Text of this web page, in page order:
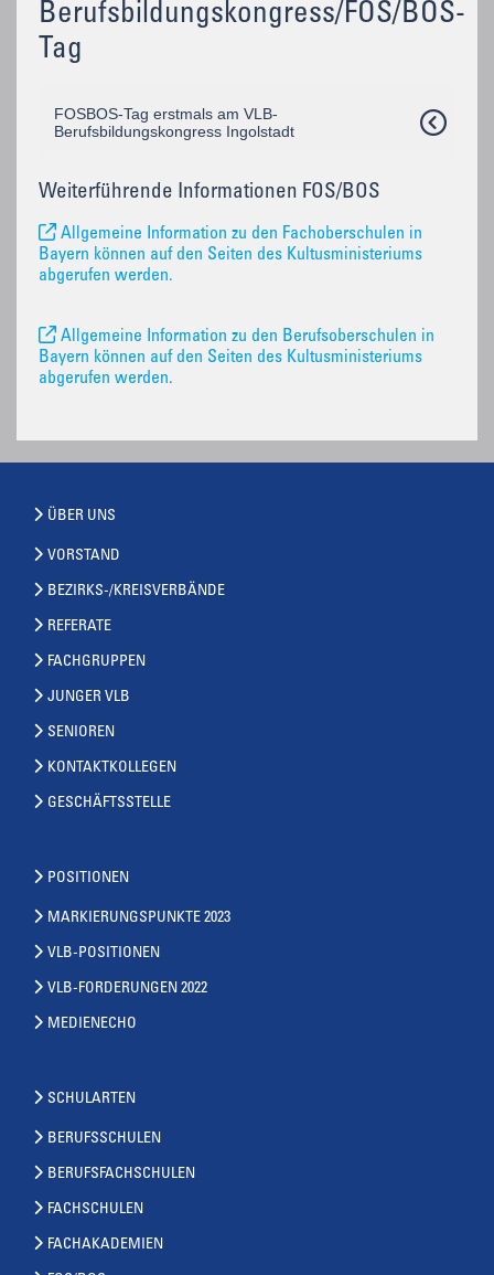
Berufsbildungskongress/FOS/BOS-
Tag
FOSBOS-Tag erstmals am VLB-
Berufsbildungskongress Ingolstadt
Weiterführende Informationen FOS/BOS
Allgemeine Information zu den Fachoberschulen in
Bayern können auf den Seiten des Kultusministeriums
abgerufen werden.
Allgemeine Information zu den Berufsoberschulen in
Bayern können auf den Seiten des Kultusministeriums
abgerufen werden.
ÜBER UNS
VORSTAND
BEZIRKS-/KREISVERBÄNDE
REFERATE
FACHGRUPPEN
JUNGER VLB
SENIOREN
KONTAKTKOLLEGEN
GESCHÄFTSSTELLE
POSITIONEN
MARKIERUNGSPUNKTE 2023
VLB-POSITIONEN
VLB-FORDERUNGEN 2022
MEDIENECHO
SCHULARTEN
BERUFSSCHULEN
BERUFSFACHSCHULEN
FACHSCHULEN
FACHAKADEMIEN